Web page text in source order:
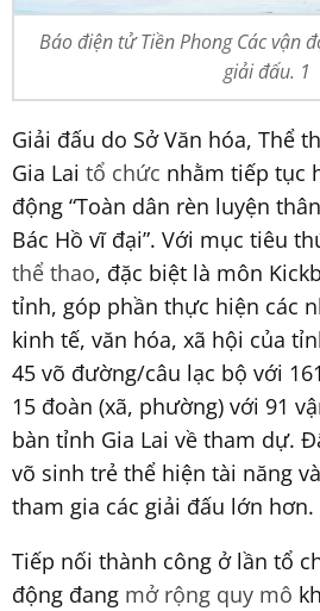
Báo điện tử Tiền Phong Các vận
giải đấu. 1
Giải đấu do Sở Văn hóa, Thể
Gia Lai tổ chức nhằm tiếp tục
động “Toàn dân rèn luyện
Bác Hồ vĩ đại”. Với mục tiêu
thể thao, đặc biệt là môn
tỉnh, góp phần thực hiện các
kinh tế, văn hóa, xã hội của
45 võ đường/câu lạc bộ với
15 đoàn (xã, phường) với 91
bàn tỉnh Gia Lai về tham dự.
võ sinh trẻ thể hiện tài năng
tham gia các giải đấu lớn hơn.
Tiếp nối thành công ở lần tổ
động đang mở rộng quy mô